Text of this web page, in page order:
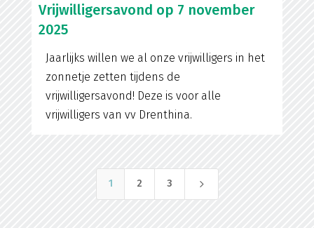
Vrijwilligersavond op 7 november
2025
Jaarlijks willen we al onze vrijwilligers in het
zonnetje zetten tijdens de
vrijwilligersavond! Deze is voor alle
vrijwilligers van vv Drenthina.
1 2 3 5